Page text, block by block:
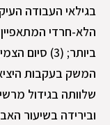
בגילאי העבודה
הלא-חרדי
ביותר; (3)
שלוותה בגידול
ובירידה בשיעור